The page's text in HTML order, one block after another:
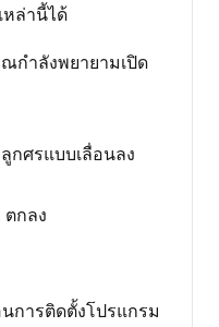
ล่านี้ได้
กําลังพยายามเปิด
กศรแบบเลื่อนลง
กลง
การติดตั้งโปรแกรม